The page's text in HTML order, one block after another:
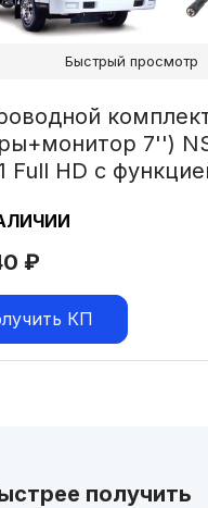
₽
7'')
Full HD с
КП
Быстрый просмотр
получить